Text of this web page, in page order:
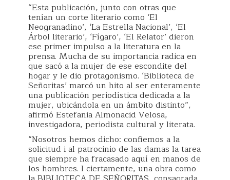
“Esta publicación, junto con otras que
tenían un corte literario como ‘El
Neogranadino’, ‘La Estrella Nacional’, ‘El
Árbol literario’, ‘Fígaro’, ‘El Relator’ dieron
ese primer impulso a la literatura en la
prensa. Mucha de su importancia radica en
que sacó a la mujer de ese escondite del
hogar y le dio protagonismo. ‘Biblioteca de
Señoritas’ marcó un hito al ser enteramente
una publicación periodística dedicada a la
mujer, ubicándola en un ámbito distinto”,
afirmó Estefania Almonacid Velosa,
investigadora, periodista cultural y literata.
“Nosotros hemos dicho: confiemos a la
solicitud i al patrocinio de las damas la tarea
que siempre ha fracasado aquí en manos de
los hombres. I ciertamente, una obra como